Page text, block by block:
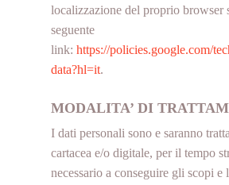
localizzazione del proprio browser
seguente
link: https://policies.google.com/
data?hl=it.
MODALITA’ DI
I dati personali sono e saranno
cartacea e/o digitale, per il tempo
necessario a conseguire gli scopi e